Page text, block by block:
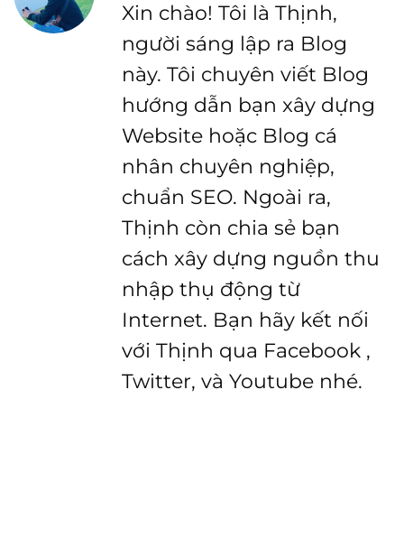
Xin chào! Tôi là Thịnh,
người sáng lập ra Blog
này. Tôi chuyên viết Blog
hướng dẫn bạn xây dựng
Website hoặc Blog cá
nhân chuyên nghiệp,
chuẩn SEO. Ngoài ra,
Thịnh còn chia sẻ bạn
cách xây dựng nguồn thu
nhập thụ động từ
Internet. Bạn hãy kết nối
với Thịnh qua Facebook ,
Twitter, và Youtube nhé.